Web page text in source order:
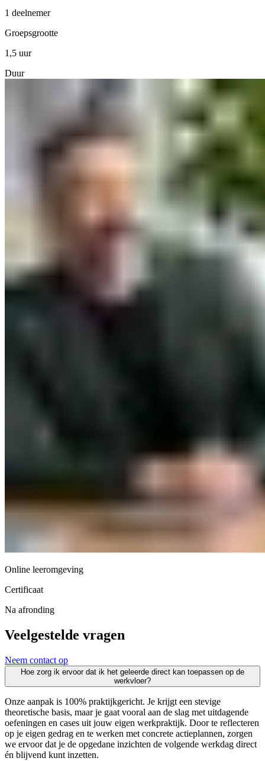
1 deelnemer
Groepsgrootte
1,5 uur
Duur
Online leeromgeving
Certificaat
Na afronding
Veelgestelde vragen
Neem contact op
Hoe zorg ik ervoor dat ik het geleerde direct kan toepassen op de
werkvloer?
Onze aanpak is 100% praktijkgericht. Je krijgt een stevige
theoretische basis, maar je gaat vooral aan de slag met uitdagende
oefeningen en cases uit jouw eigen werkpraktijk. Door te reflecteren
op je eigen gedrag en te werken met concrete actieplannen, zorgen
we ervoor dat je de opgedane inzichten de volgende werkdag direct
én blijvend kunt inzetten.